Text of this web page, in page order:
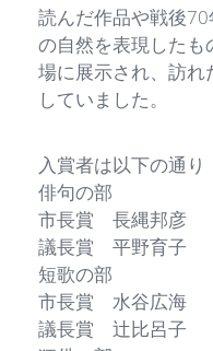
読んだ作品や戦後
の自然を表現した
場に展示され、訪
していました。
入賞者は以下の通り
俳句の部
市長賞 長縄邦彦
議長賞 平野育子
短歌の部
市長賞 水谷広海
議長賞 辻比呂子